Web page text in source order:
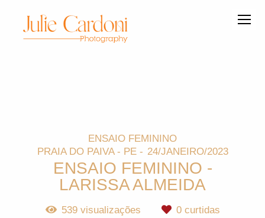
ENSAIO FEMININO
PRAIA DO PAIVA - PE
24/JANEIRO/2023
ENSAIO FEMININO -
LARISSA ALMEIDA
539visualizações 0curtidas